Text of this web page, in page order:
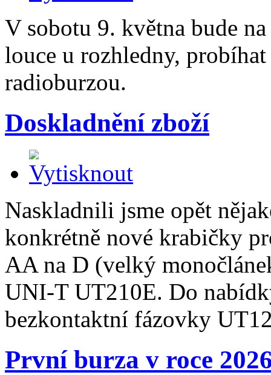
V sobotu 9. května bude
louce u rozhledny,
radioburzou.
Doskladnění zboží
Naskladnili jsme opět
konkrétně nové krabičky
AA na D (velký
UNI-T UT210E. Do
bezkontaktní fázovky
První burza v roce